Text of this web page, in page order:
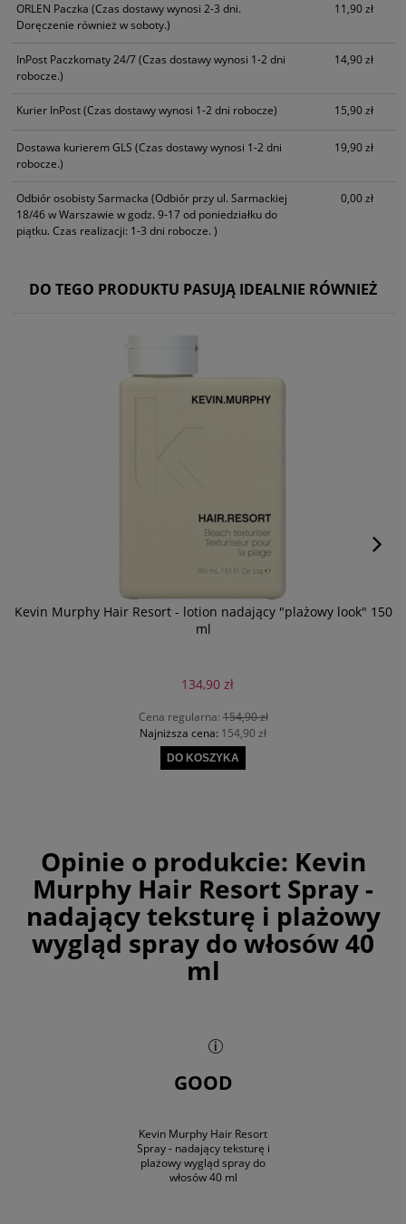
ORLEN Paczka (Czas dostawy wynosi 2-3 dni.
Doręczenie również w soboty.)
11,90 zł
InPost Paczkomaty 24/7(Czas dostawy wynosi 1-2 dni
robocze.)
14,90 zł
Kurier InPost(Czas dostawy wynosi 1-2 dni robocze) 15,90 zł
Dostawa kurierem GLS (Czas dostawy wynosi 1-2 dni
robocze.)
19,90 zł
Odbiór osobisty Sarmacka (Odbiór przy ul. Sarmackiej
18/46 w Warszawie w godz. 9-17 od poniedziałku do
piątku. Czas realizacji: 1-3 dni robocze. )
0,00 zł
DO TEGO PRODUKTU PASUJĄ IDEALNIE RÓWNIEŻ
Kevin Murphy Hair Resort - lotion nadający "plażowy look" 150
ml
134,90 zł
Cena regularna:154,90 zł
Najniższa cena: 154,90 zł
DO KOSZYKA
Opinie o produkcie: Kevin
Murphy Hair Resort Spray -
nadający teksturę i plażowy
wygląd spray do włosów 40
ml
GOOD
Kevin Murphy Hair Resort
Spray - nadający teksturę i
plażowy wygląd spray do
włosów 40 ml